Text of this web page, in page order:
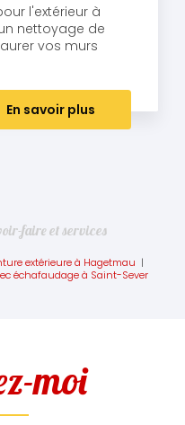
l'extérieur à
nettoyage de
vos murs
En savoir plus
faire et services
extérieure à Hagetmau |
échafaudage à Saint-Sever
moi